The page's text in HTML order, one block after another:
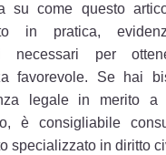
su come questo
in pratica,
necessari per
favorevole. Se hai
legale in merito a
è consigliabile
specializzato in diritto